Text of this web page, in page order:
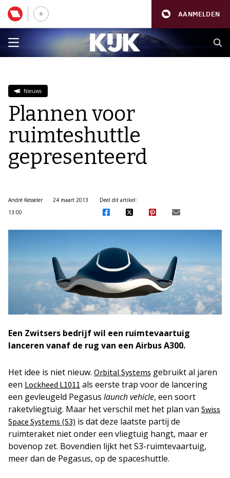
AANMELDEN
Nieuws
Plannen voor
ruimteshuttle
gepresenteerd
André Kesseler
24 maart 2013
13:00
Deel dit artikel:
Een Zwitsers bedrijf wil een ruimtevaartuig
lanceren vanaf de rug van een Airbus A300.
Het idee is niet nieuw. Orbital Systems gebruikt al jaren
een Lockheed L1011 als eerste trap voor de lancering
een gevleugeld Pegasus launch vehicle, een soort
raketvliegtuig. Maar het verschil met het plan van Swiss
Space Systems (S3) is dat deze laatste partij de
ruimteraket niet onder een vliegtuig hangt, maar er
bovenop zet. Bovendien lijkt het S3-ruimtevaartuig,
meer dan de Pegasus, op de spaceshuttle.